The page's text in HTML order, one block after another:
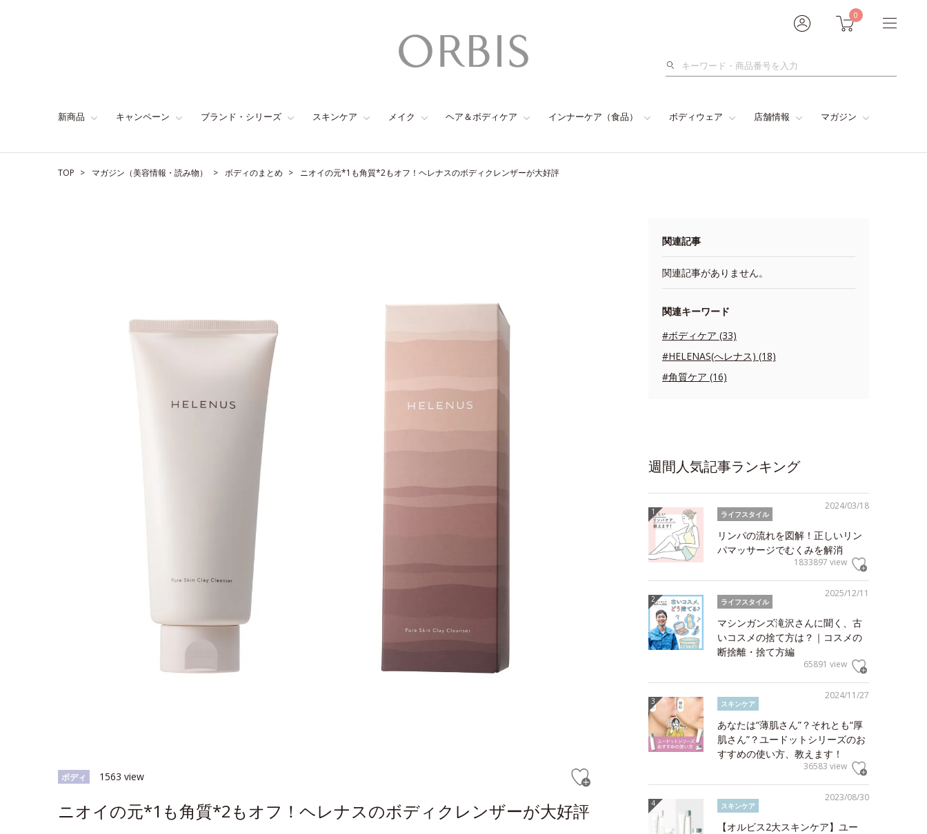
0
検
新商品 キャンペーン ブランド・シリーズ スキンケア メイク ヘア＆ボディケア インナーケア（食品） ボディウェア 店舗情報 マガジン
TOP マガジン（美容情報・読み物） ボディのまとめ ニオイの元*1も角質*2もオフ！ヘレナスのボディクレンザーが大好評
ボディ 1563 view
ニオイの元*1も角質*2もオフ！ヘレナスのボディクレンザーが大好評
関連記事
関連記事がありません。
関連キーワード
#ボディケア (33)
#HELENAS(へレナス) (18)
#角質ケア (16)
週間人気記事ランキング
2024/03/18
ライフスタイル
リンパの流れを図解！正しいリン
パマッサージでむくみを解消
1833897 view
2025/12/11
ライフスタイル
マシンガンズ滝沢さんに聞く、古
いコスメの捨て方は？｜コスメの
断捨離・捨て方編
65891 view
2024/11/27
スキンケア
あなたは“薄肌さん”？それとも“厚
肌さん”？ユードットシリーズのお
すすめの使い方、教えます！
36583 view
2023/08/30
スキンケア
【オルビス2大スキンケア】ユー